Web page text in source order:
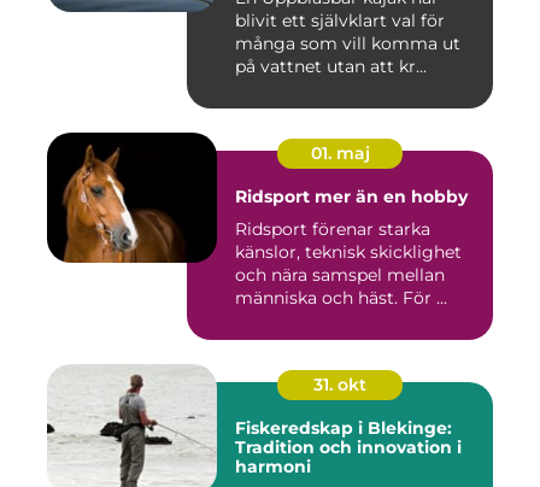
blivit ett självklart val för
många som vill komma ut
på vattnet utan att kr...
01. maj
Ridsport mer än en hobby
Ridsport förenar starka
känslor, teknisk skicklighet
och nära samspel mellan
människa och häst. För ...
31. okt
Fiskeredskap i Blekinge:
Tradition och innovation i
harmoni